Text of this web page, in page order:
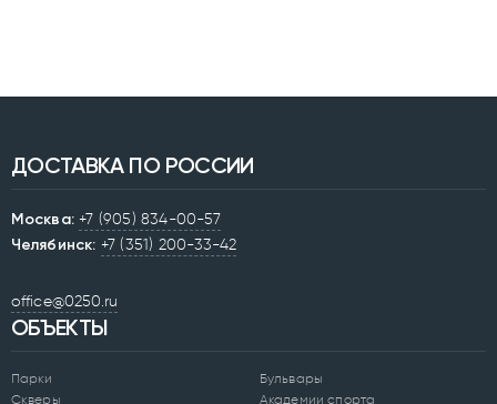
ДОСТАВКА ПО РОССИИ
Москва: +7 (905) 834-00-57
Челябинск: +7 (351) 200-33-42
office@0250.ru
ОБЪЕКТЫ
Парки
Скверы
Бульвары
Академии спорта